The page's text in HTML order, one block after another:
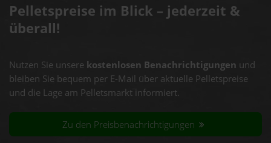
Pelletspreise im Blick – jederzeit &
überall!
Nutzen Sie unsere kostenlosen Benachrichtigungen und
bleiben Sie bequem per E-Mail über aktuelle Pelletspreise
und die Lage am Pelletsmarkt informiert.
Zu den Preisbenachrichtigungen